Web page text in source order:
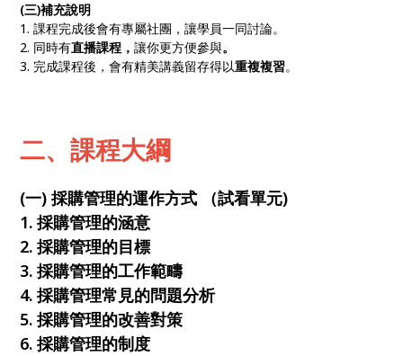
(三)補充說明
1. 課程完成後會有專屬社團，讓學員一同討論。
2. 同時有直播課程，讓你更方便參與。
3. 完成課程後，會有精美講義留存得以重複複習。
二、課程大綱
(一) 採購管理的運作方式 （試看單元)
1. 採購管理的涵意
2. 採購管理的目標
3. 採購管理的工作範疇
4. 採購管理常見的問題分析
5. 採購管理的改善對策
6. 採購管理的制度